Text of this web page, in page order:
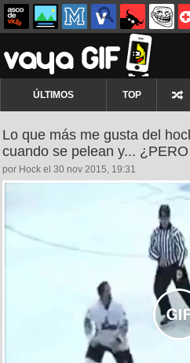
ÚLTIMOS TOP
Lo que más me gusta del
cuando se pelean y...
por Hock el 30 nov 2015, 19:31